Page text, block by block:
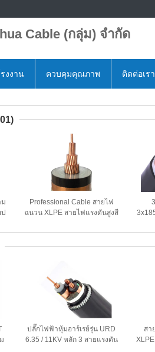
Cable (กลุ่ม) จำกัด
งงาน ควบคุมคุณภาพ ติดต่อเรา
Professional Cable สายไฟ
ฉนวน XLPE สายไฟแรงดันสูงสี
ปลั๊กไฟฟ้าหุ้มอาร์เรย์รุ่น URD
6.35 / 11KV หลัก 3 สายแรงดัน
สา